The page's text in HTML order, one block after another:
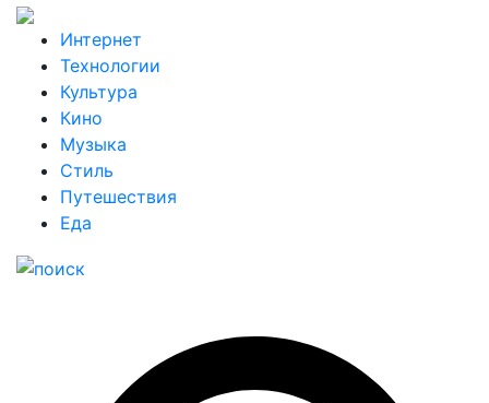
Интернет
Технологии
Культура
Кино
Музыка
Стиль
Путешествия
Еда